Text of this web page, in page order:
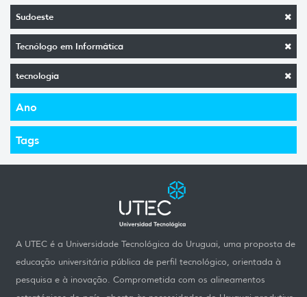
Sudoeste
Tecnólogo em Informática
tecnologia
Ano
Tags
A UTEC é a Universidade Tecnológica do Uruguai, uma proposta de
educação universitária pública de perfil tecnológico, orientada à
pesquisa e à inovação. Comprometida com os alineamentos